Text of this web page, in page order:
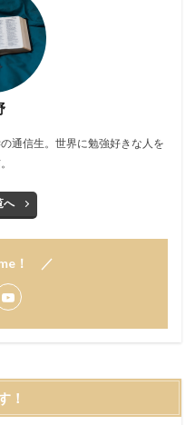
通信生。世界に勉強好きな人を
へ
！ ／
！